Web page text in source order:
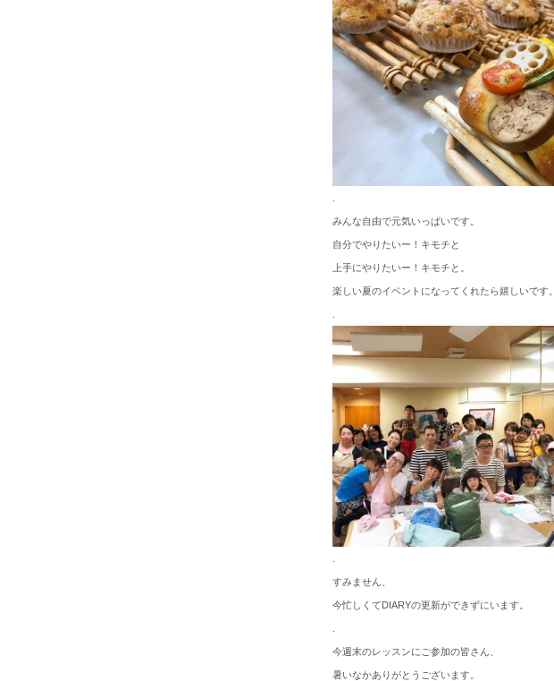
みんな自由で元気いっぱいです。
自分でやりたいー！キモチと
上手にやりたいー！キモチと。
楽しい夏のイベントになってくれたら嬉しいです。
すみません、
今忙しくてDIARYの更新ができずにいます。
今週末のレッスンにご参加の皆さん、
暑いなかありがとうございます。